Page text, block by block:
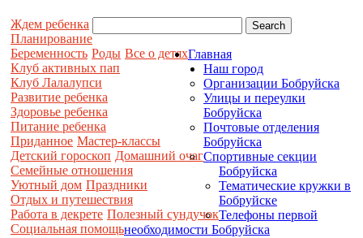
Ждем ребенка
Планирование
Беременность Роды Все о детях
Клуб активных пап
Клуб Лалалупси
Развитие ребенка
Здоровье ребенка
Питание ребенка
Приданное Мастер-классы
Детский гороскоп Домашний очаг
Семейные отношения
Уютный дом Праздники
Отдых и путешествия
Работа в декрете Полезный сундучок
Социальная помощь
Главная
Наш город
Организации Бобруйска
Улицы и переулки
Бобруйска
Почтовые отделения
Бобруйска
Спортивные секции
Бобруйска
Тематические кружки в
Бобруйске
Телефоны первой
необходимости Бобруйска